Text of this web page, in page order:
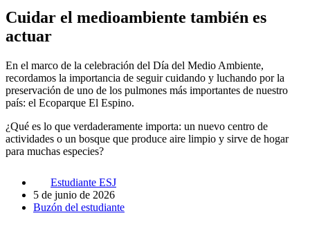
Cuidar el medioambiente también es
actuar
En el marco de la celebración del Día del Medio Ambiente,
recordamos la importancia de seguir cuidando y luchando por la
preservación de uno de los pulmones más importantes de nuestro
país: el Ecoparque El Espino.
¿Qué es lo que verdaderamente importa: un nuevo centro de
actividades o un bosque que produce aire limpio y sirve de hogar
para muchas especies?
Estudiante ESJ
5 de junio de 2026
Buzón del estudiante